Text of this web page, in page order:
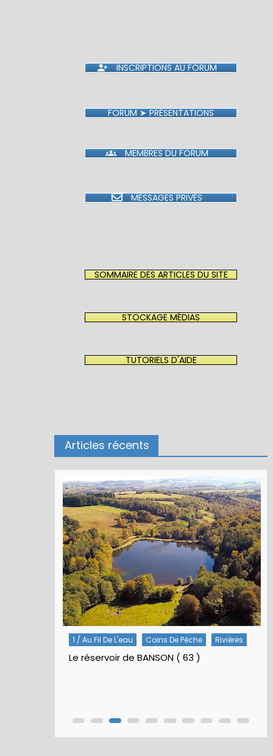
INSCRIPTIONS AU FORUM
FORUM ➤ PRÉSENTATIONS
MEMBRES DU FORUM
MESSAGES PRIVÉS
SOMMAIRE DES ARTICLES DU SITE
STOCKAGE MÉDIAS
TUTORIELS D'AIDE
Articles récents
1 / Au Fil De L'eau Coins De Pêche Rivières
Le réservoir de BANSON ( 63 )